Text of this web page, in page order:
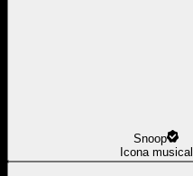
Snoop
Icona musical